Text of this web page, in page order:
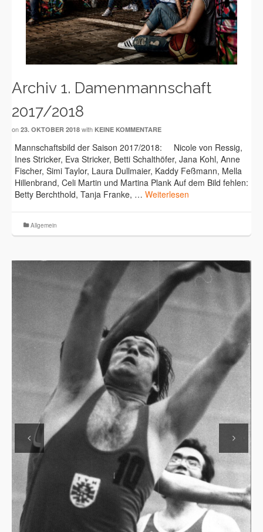
Archiv 1. Damenmannschaft
2017/2018
on 23. OKTOBER 2018 with KEINE KOMMENTARE
Mannschaftsbild der Saison 2017/2018: Nicole von Ressig,
Ines Stricker, Eva Stricker, Betti Schalthöfer, Jana Kohl, Anne
Fischer, Simi Taylor, Laura Dullmaier, Kaddy Feßmann, Mella
Hillenbrand, Celi Martin und Martina Plank Auf dem Bild fehlen:
Betty Berchthold, Tanja Franke, … Weiterlesen
Allgemein
Previous